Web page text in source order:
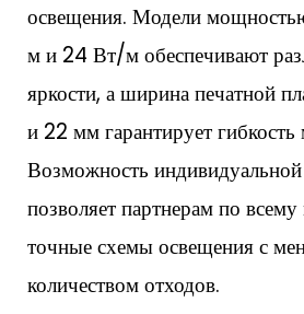
освещения. Модели
м и 24 Вт/м обеспечивают
яркости, а ширина печатной
и 22 мм гарантирует гибкость
Возможность индивидуальной
позволяет партнерам по
точные схемы освещения с
количеством отходов.